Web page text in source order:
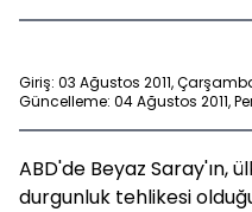
Giriş: 03 Ağustos 2011,
Güncelleme: 04 Ağustos 2011,
ABD'de Beyaz Saray'ın,
durgunluk tehlikesi